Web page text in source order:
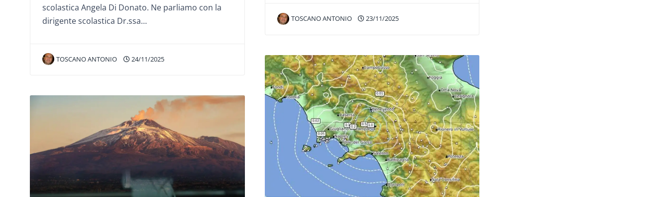
scolastica Angela Di Donato. Ne parliamo con la
dirigente scolastica Dr.ssa…
TOSCANO ANTONIO 24/11/2025
TOSCANO ANTONIO 23/11/2025